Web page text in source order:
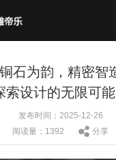
石为韵，精密智
索设计的无限可能
发布时间：2025-12-26
阅读量：1392
分享